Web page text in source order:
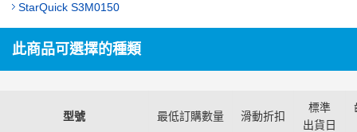
StarQuick S3M0150
此商品可選擇的種類
型號 最低訂購數量 滑動折扣
標準
出貨日